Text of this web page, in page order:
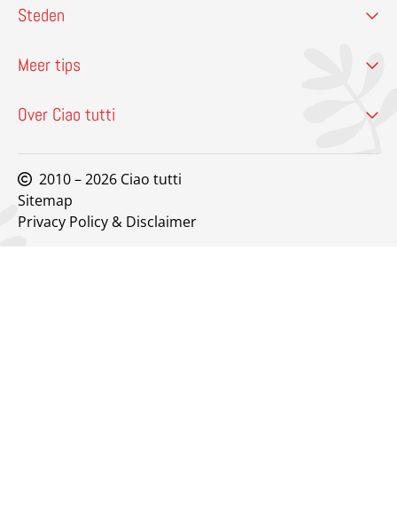
Steden
Meer tips
Over Ciao tutti
2010 – 2026 Ciao tutti
Sitemap
Privacy Policy & Disclaimer